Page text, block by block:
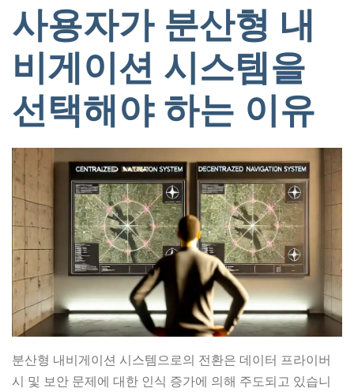
사용자가 분산형 내
비게이션 시스템을
선택해야 하는 이유
분산형 내비게이션 시스템으로의 전환은 데이터 프라이버
시 및 보안 문제에 대한 인식 증가에 의해 주도되고 있습니